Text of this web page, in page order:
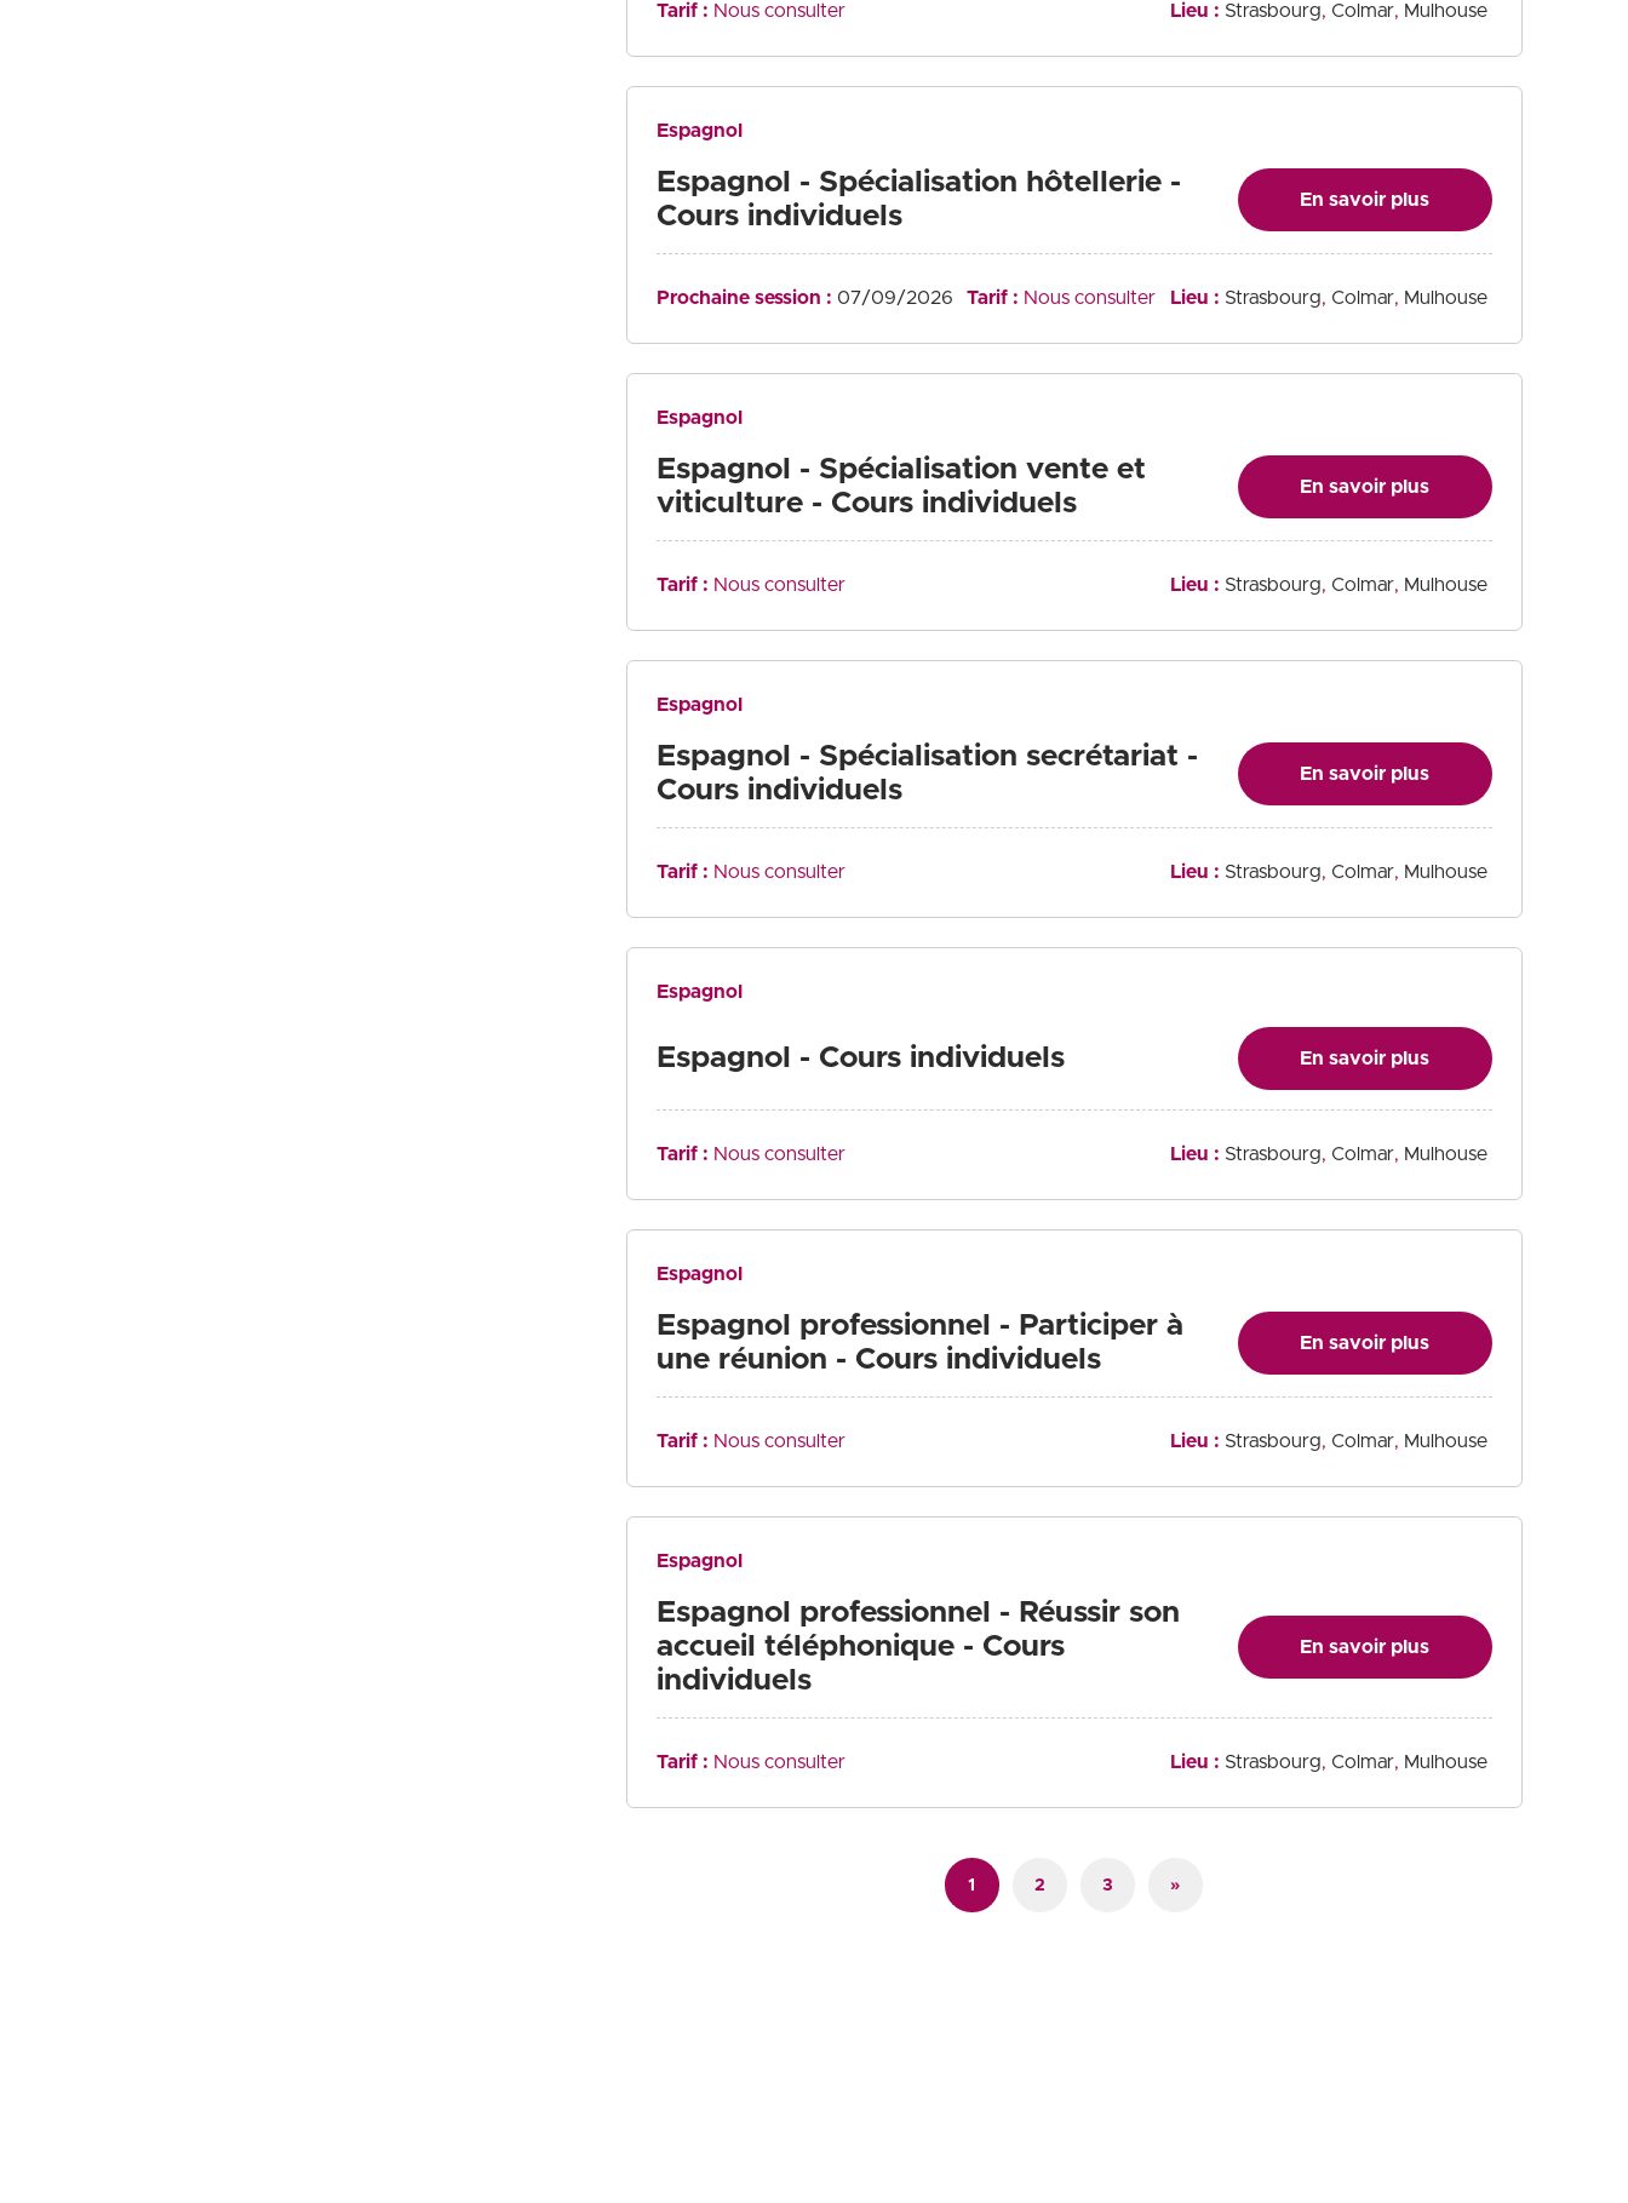
Tarif : Nous consulter Lieu : Strasbourg Colmar Mulhouse
Espagnol
Espagnol - Spécialisation hôtellerie -
Cours individuels
En savoir plus
Prochaine session : 07/09/2026 Tarif : Nous consulter Lieu : Strasbourg Colmar Mulhouse
Espagnol
Espagnol - Spécialisation vente et
viticulture - Cours individuels
En savoir plus
Tarif : Nous consulter Lieu : Strasbourg Colmar Mulhouse
Espagnol
Espagnol - Spécialisation secrétariat -
Cours individuels
En savoir plus
Tarif : Nous consulter Lieu : Strasbourg Colmar Mulhouse
Espagnol
Espagnol - Cours individuels En savoir plus
Tarif : Nous consulter Lieu : Strasbourg Colmar Mulhouse
Espagnol
Espagnol professionnel - Participer à
une réunion - Cours individuels
En savoir plus
Tarif : Nous consulter Lieu : Strasbourg Colmar Mulhouse
Espagnol
Espagnol professionnel - Réussir son
accueil téléphonique - Cours
individuels
En savoir plus
Tarif : Nous consulter Lieu : Strasbourg Colmar Mulhouse
1 2 3 »